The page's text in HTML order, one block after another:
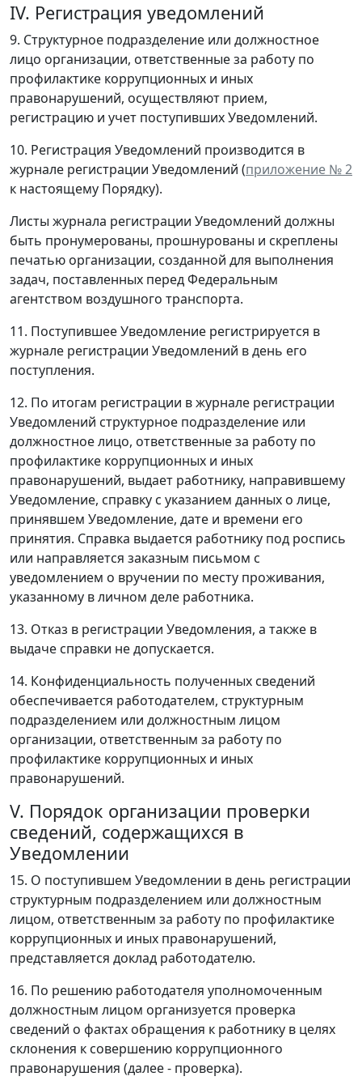
IV. Регистрация уведомлений
9. Структурное подразделение или должностное
лицо организации, ответственные за работу по
профилактике коррупционных и иных
правонарушений, осуществляют прием,
регистрацию и учет поступивших Уведомлений.
10. Регистрация Уведомлений производится в
журнале регистрации Уведомлений (приложение № 2
к настоящему Порядку).
Листы журнала регистрации Уведомлений должны
быть пронумерованы, прошнурованы и скреплены
печатью организации, созданной для выполнения
задач, поставленных перед Федеральным
агентством воздушного транспорта.
11. Поступившее Уведомление регистрируется в
журнале регистрации Уведомлений в день его
поступления.
12. По итогам регистрации в журнале регистрации
Уведомлений структурное подразделение или
должностное лицо, ответственные за работу по
профилактике коррупционных и иных
правонарушений, выдает работнику, направившему
Уведомление, справку с указанием данных о лице,
принявшем Уведомление, дате и времени его
принятия. Справка выдается работнику под роспись
или направляется заказным письмом с
уведомлением о вручении по месту проживания,
указанному в личном деле работника.
13. Отказ в регистрации Уведомления, а также в
выдаче справки не допускается.
14. Конфиденциальность полученных сведений
обеспечивается работодателем, структурным
подразделением или должностным лицом
организации, ответственным за работу по
профилактике коррупционных и иных
правонарушений.
V. Порядок организации проверки
сведений, содержащихся в
Уведомлении
15. О поступившем Уведомлении в день регистрации
структурным подразделением или должностным
лицом, ответственным за работу по профилактике
коррупционных и иных правонарушений,
представляется доклад работодателю.
16. По решению работодателя уполномоченным
должностным лицом организуется проверка
сведений о фактах обращения к работнику в целях
склонения к совершению коррупционного
правонарушения (далее - проверка).